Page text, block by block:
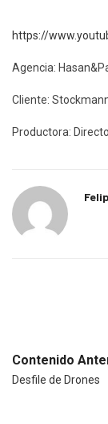
https://
Agencia:
Cliente:
Productora:
Contenido
Desfile de Drones